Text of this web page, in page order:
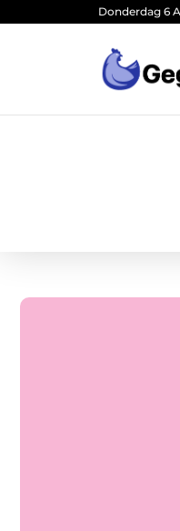
Donderdag 6